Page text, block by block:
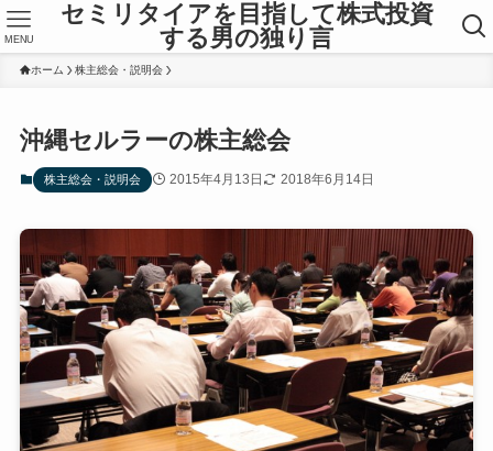
セミリタイアを目指して株式投資
する男の独り言
MENU
ホーム 株主総会・説明会
沖縄セルラーの株主総会
株主総会・説明会 2015年4月13日 2018年6月14日